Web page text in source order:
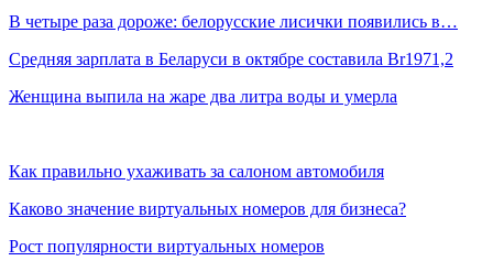
В четыре раза дороже: белорусские лисички появились в…
Средняя зарплата в Беларуси в октябре составила Br1971,2
Женщина выпила на жаре два литра воды и умерла
Как правильно ухаживать за салоном автомобиля
Каково значение виртуальных номеров для бизнеса?
Рост популярности виртуальных номеров